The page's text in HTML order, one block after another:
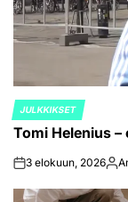
POSTED
IN
JULKKIKSET
Tomi Helenius –
on3 elokuun, 2026